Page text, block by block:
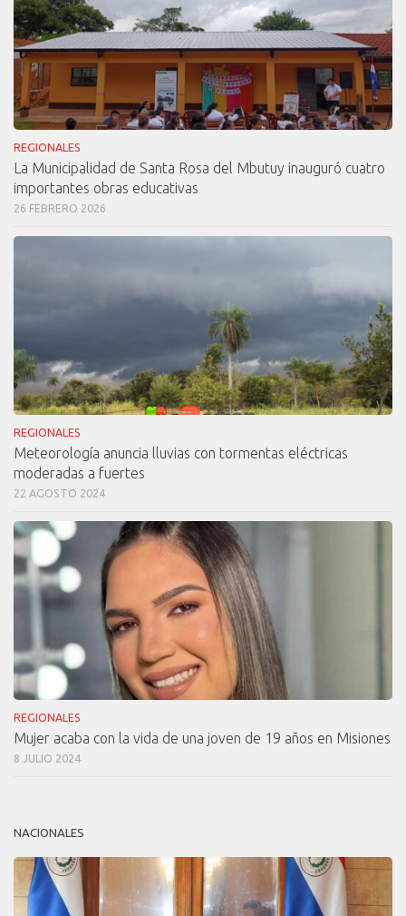
REGIONALES
La Municipalidad de Santa Rosa del Mbutuy inauguró cuatro
importantes obras educativas
26 FEBRERO 2026
REGIONALES
Meteorología anuncia lluvias con tormentas eléctricas
moderadas a fuertes
22 AGOSTO 2024
REGIONALES
Mujer acaba con la vida de una joven de 19 años en Misiones
8 JULIO 2024
NACIONALES